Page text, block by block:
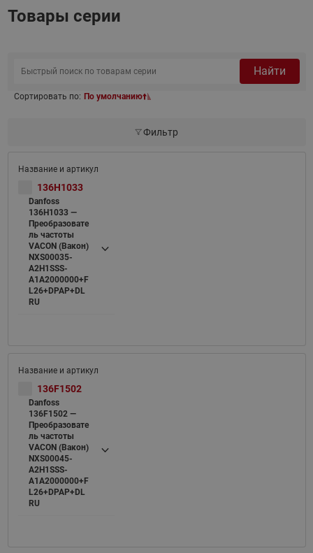
Товары серии
Найти
Сортировать по: По умолчанию
Фильтр
136H1033
Danfoss
136H1033 —
Преобразовате
ль частоты
VACON (Вакон)
NXS00035-
A2H1SSS-
A1A2000000+F
L26+DPAP+DL
RU
136F1502
Danfoss
136F1502 —
Преобразовате
ль частоты
VACON (Вакон)
NXS00045-
A2H1SSS-
A1A2000000+F
L26+DPAP+DL
RU